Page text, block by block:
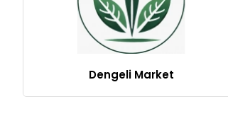
Dengeli Market